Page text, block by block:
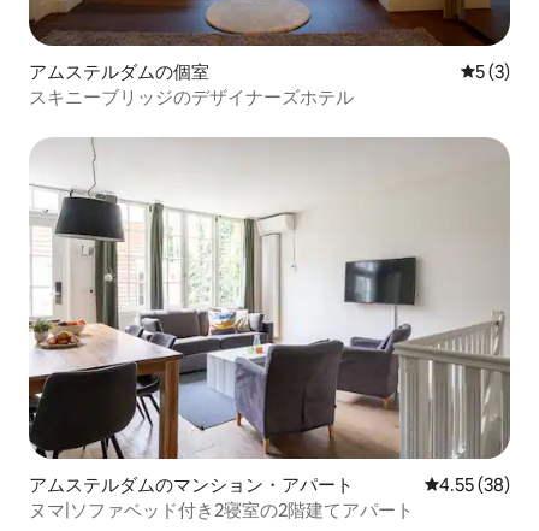
アムステルダムの個室 レビュー
5 (3)
スキニーブリッジのデザイナーズホテル
アムステルダムのマンション・アパート レビュー38
4.55 (38)
ヌマ|ソファベッド付き2寝室の2階建てアパート